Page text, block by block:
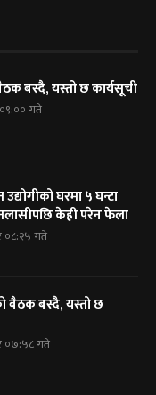
बस्दै, यस्तो छ कार्यसूची
०९:०० गते
उद्योगीको घरमा ५ घन्टा
केही परेन फेला
०८:२५ गते
बैठक बस्दै, यस्तो छ
०७:५८ गते